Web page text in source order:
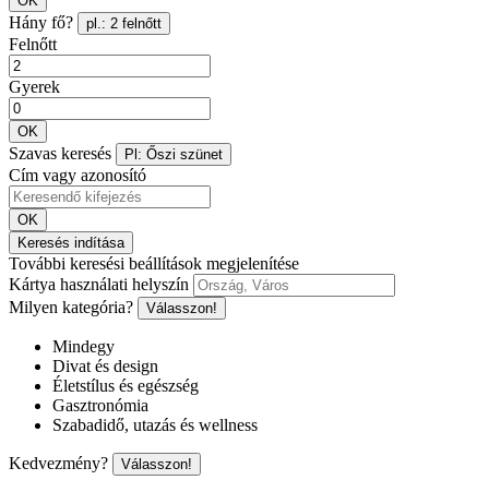
Hány fő? pl.: 2 felnőtt
Felnőtt
Gyerek
OK
Szavas keresés Pl: Őszi szünet
Cím vagy azonosító
OK
Keresés indítása
További keresési beállítások megjelenítése
Kártya használati helyszín
Milyen kategória?
Válasszon!
Mindegy
Divat és design
Életstílus és egészség
Gasztronómia
Szabadidő, utazás és wellness
Kedvezmény? Válasszon!